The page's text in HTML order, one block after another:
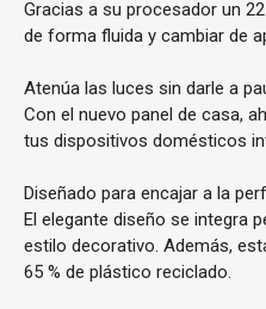
Gracias a su procesador un
de forma fluida y cambiar de
Atenúa las luces sin darle a
Con el nuevo panel de casa,
tus dispositivos domésticos
Diseñado para encajar a la
El elegante diseño se integra
estilo decorativo. Además,
65 % de plástico reciclado.